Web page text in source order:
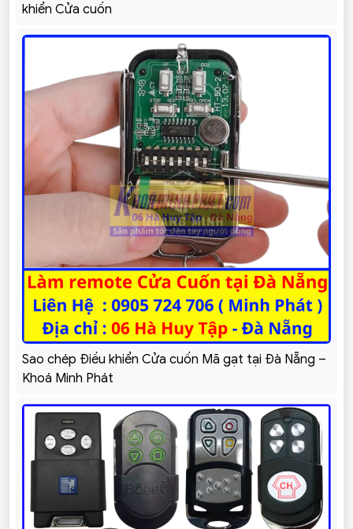
khiển Cửa cuốn
Sao chép Điều khiển Cửa cuốn Mã gạt tại Đà Nẵng –
Khoá Minh Phát